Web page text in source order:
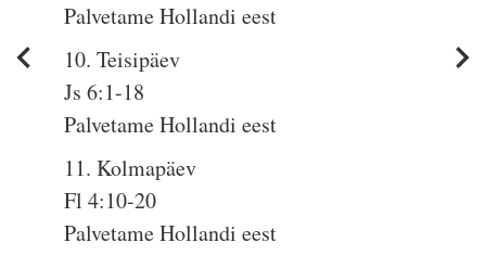
Palvetame Hollandi eest
10. Teisipäev
Js 6:1-18
Palvetame Hollandi eest
11. Kolmapäev
Fl 4:10-20
Palvetame Hollandi eest